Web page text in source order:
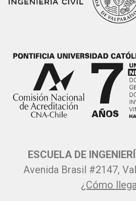
ESCUELA DE
Avenida Brasil #2147,
¿Cómo